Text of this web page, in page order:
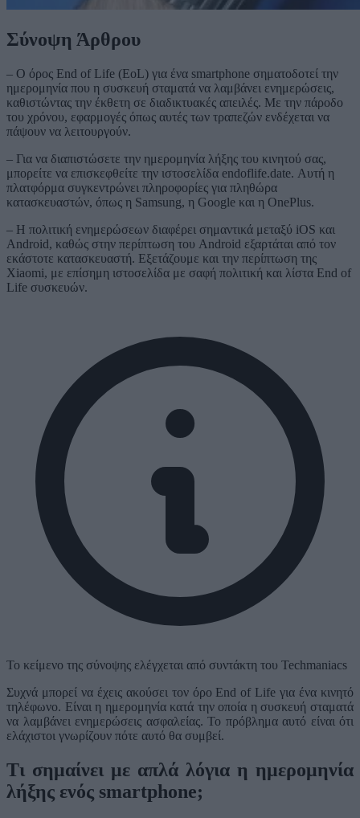
Σύνοψη Άρθρου
– Ο όρος End of Life (EoL) για ένα smartphone σηματοδοτεί την
ημερομηνία που η συσκευή σταματά να λαμβάνει ενημερώσεις,
καθιστώντας την έκθετη σε διαδικτυακές απειλές. Με την πάροδο
του χρόνου, εφαρμογές όπως αυτές των τραπεζών ενδέχεται να
πάψουν να λειτουργούν.
– Για να διαπιστώσετε την ημερομηνία λήξης του κινητού σας,
μπορείτε να επισκεφθείτε την ιστοσελίδα endoflife.date. Αυτή η
πλατφόρμα συγκεντρώνει πληροφορίες για πληθώρα
κατασκευαστών, όπως η Samsung, η Google και η OnePlus.
– Η πολιτική ενημερώσεων διαφέρει σημαντικά μεταξύ iOS και
Android, καθώς στην περίπτωση του Android εξαρτάται από τον
εκάστοτε κατασκευαστή. Εξετάζουμε και την περίπτωση της
Xiaomi, με επίσημη ιστοσελίδα με σαφή πολιτική και λίστα End of
Life συσκευών.
Το κείμενο της σύνοψης ελέγχεται από συντάκτη του Techmaniacs
Συχνά μπορεί να έχεις ακούσει τον όρο End of Life για ένα κινητό
τηλέφωνο. Είναι η ημερομηνία κατά την οποία η συσκευή σταματά
να λαμβάνει ενημερώσεις ασφαλείας. Το πρόβλημα αυτό είναι ότι
ελάχιστοι γνωρίζουν πότε αυτό θα συμβεί.
Τι σημαίνει με απλά λόγια η ημερομηνία
λήξης ενός smartphone;